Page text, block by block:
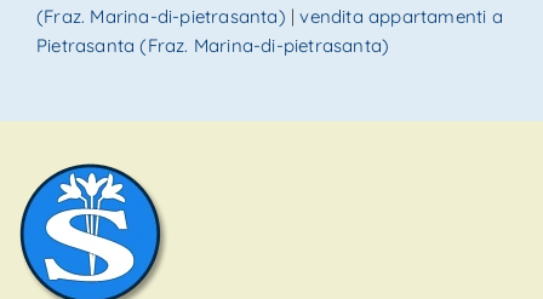
(Fraz. Marina-di-pietrasanta) |vendita appartamenti a
Pietrasanta (Fraz. Marina-di-pietrasanta)